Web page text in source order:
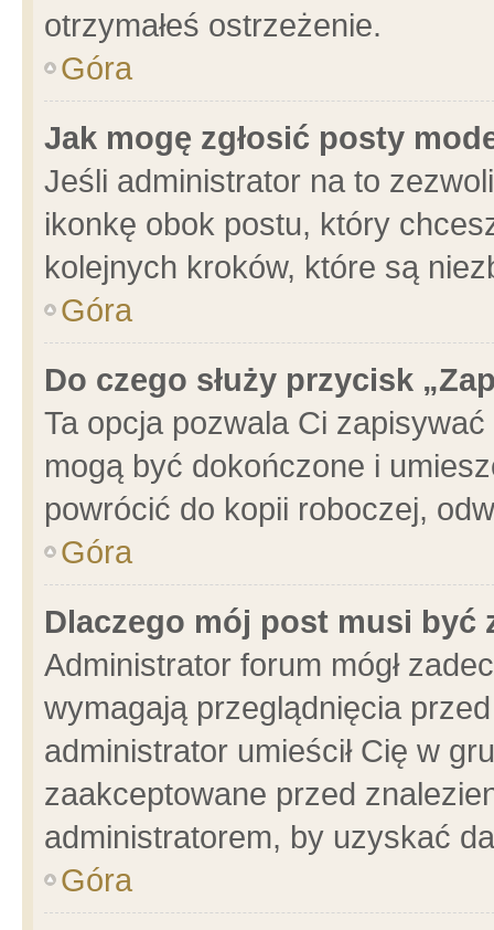
otrzymałeś ostrzeżenie.
Góra
Jak mogę zgłosić posty
Jeśli administrator na to
ikonkę obok postu, który
kolejnych kroków, które są
Góra
Do czego służy przycisk
Ta opcja pozwala Ci
mogą być dokończone i
powrócić do kopii roboczej,
Góra
Dlaczego mój post musi być
Administrator forum mógł
wymagają przeglądnięcia
administrator umieścił Cię w
zaakceptowane przed
administratorem, by uzyskać
Góra